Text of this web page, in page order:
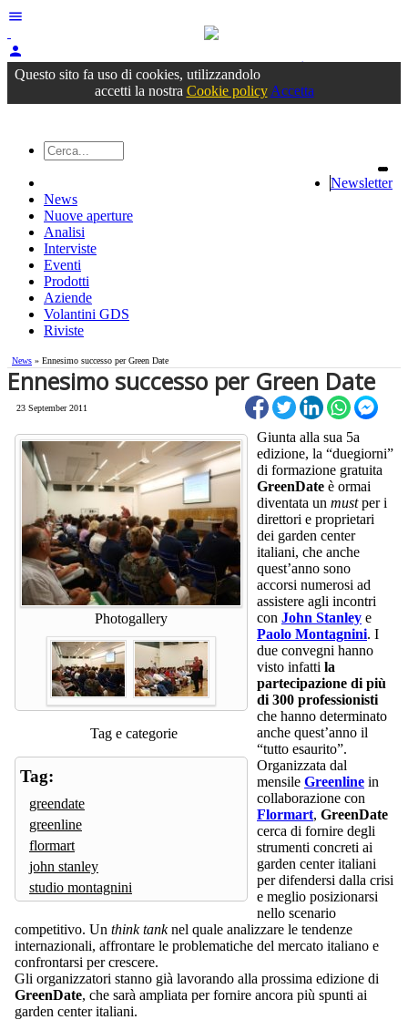
menu
person
Accedioppure registrati
Questo sito fa uso di cookies, utilizzandolo
accetti la nostra Cookie policy Accetta
Newsletter
News
Nuove aperture
Analisi
Interviste
Eventi
Prodotti
Aziende
Volantini GDS
Riviste
News » Ennesimo successo per Green Date
Ennesimo successo per Green Date
23 September 2011
Photogallery
Tag e categorie
Tag:
greendate
greenline
flormart
john stanley
studio montagnini
Giunta alla sua 5a
edizione, la “duegiorni”
di formazione gratuita
GreenDate è ormai
diventata un mustper i
direttori e proprietari
dei garden center
italiani, che anche
quest’anno sono
accorsi numerosi ad
assistere agli incontri
con John Stanley e
Paolo Montagnini. I
due convegni hanno
visto infatti la
partecipazione di più
di 300 professionisti
che hanno determinato
anche quest’anno il
“tutto esaurito”.
Organizzata dal
mensile Greenline in
collaborazione con
Flormart, GreenDate
cerca di fornire degli
strumenti concreti ai
garden center italiani
per difendersi dalla crisi
e meglio posizionarsi
nello scenario
competitivo. Un think tanknel quale analizzare le tendenze
internazionali, affrontare le problematiche del mercato italiano e
confrontarsi per crescere.
Gli organizzatori stanno già lavorando alla prossima edizione di
GreenDate, che sarà ampliata per fornire ancora più spunti ai
garden center italiani.